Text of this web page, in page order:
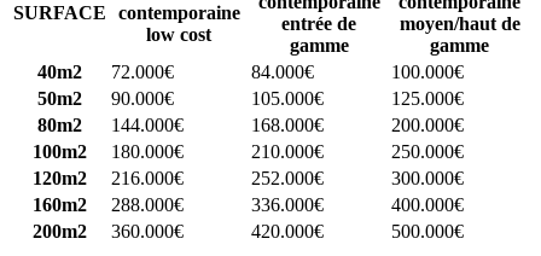
SURFACE
contemporaine
low cost
entrée de
gamme
moyen/haut de
gamme
40m2
72.000€ 84.000€
100.000€
50m2
90.000€ 105.000€
125.000€
80m2
144.000€ 168.000€
200.000€
100m2
180.000€ 210.000€
250.000€
120m2
216.000€ 252.000€
300.000€
160m2
288.000€ 336.000€
400.000€
200m2
360.000€ 420.000€ 500.000€